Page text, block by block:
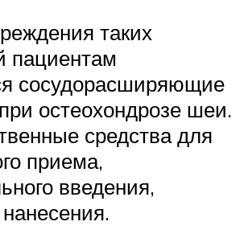
таких
пациентам
сосудорасширяющие
остеохондрозе шеи.
средства для
приема,
введения,